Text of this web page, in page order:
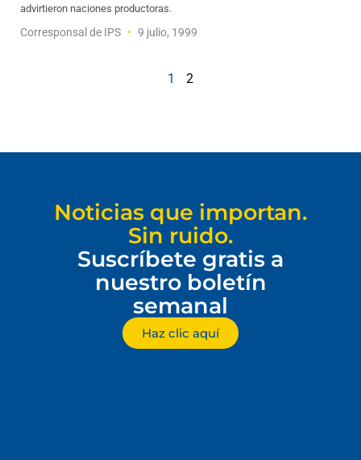
advirtieron naciones productoras.
Corresponsal de IPS 9 julio, 1999
1 2
Noticias que importan.
Sin ruido.
Suscríbete gratis a
nuestro boletín
semanal
Haz clic aquí